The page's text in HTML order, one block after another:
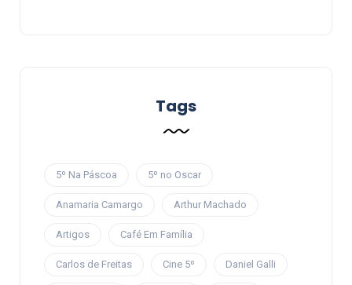
Tags
5º Na Páscoa 5º no Oscar
Anamaria Camargo Arthur Machado
Artigos Café Em Família
Carlos de Freitas Cine 5º Daniel Galli